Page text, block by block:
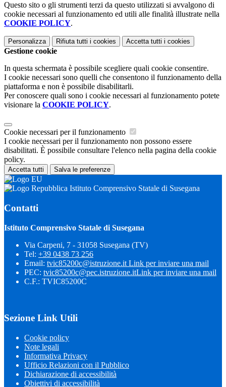
Questo sito o gli strumenti terzi da questo utilizzati si avvalgono di
cookie necessari al funzionamento ed utili alle finalità illustrate nella
COOKIE POLICY.
Personalizza Rifiuta tutti i cookies Accetta tutti i cookies
Gestione cookie
In questa schermata è possibile scegliere quali cookie consentire.
I cookie necessari sono quelli che consentono il funzionamento della
piattaforma e non è possibile disabilitarli.
Per conoscere quali sono i cookie necessari al funzionamento potete
visionare la COOKIE POLICY.
Cookie necessari per il funzionamento
I cookie necessari per il funzionamento non possono essere
disabilitati. È possibile consultare l'elenco nella pagina della cookie
policy.
Accetta tutti Salva le preferenze
Istituto Comprensivo Statale di Susegana
Contatti
Istituto Comprensivo Statale di Susegana
Via Carpeni, 7 - 31058 Susegana (TV)
Tel: +39 0438 73 256
Email: tvic85200c@istruzione.it Link per inviare una mail
PEC: tvic85200c@pec.istruzione.itLink per inviare una mail
C.F.: TVIC85200C
Sezione Link Utili
Cookie policy
Note legali
Informativa Privacy
Ufficio Relazioni con il Pubblico
Dichiarazione di accessibilità
Obiettivi di accessibilità